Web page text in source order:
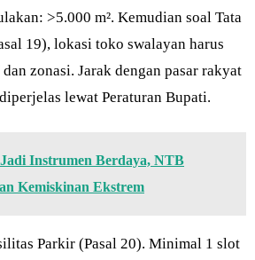
>5.000 m². Kemudian soal Tata
19), lokasi toko swalayan harus
zonasi. Jarak dengan pasar rakyat
lewat Peraturan Bupati.
Instrumen Berdaya, NTB
Kemiskinan Ekstrem
Parkir (Pasal 20). Minimal 1 slot